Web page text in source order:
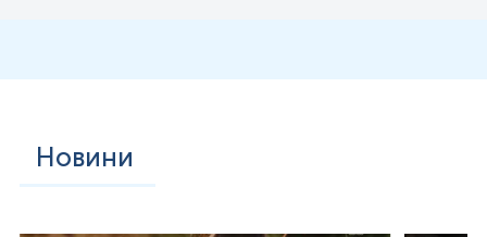
Новини